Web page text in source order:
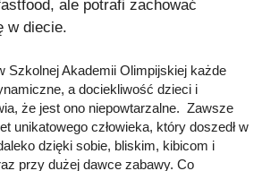
ale potrafi zachować
w diecie.
Szkolnej Akademii Olimpijskiej każde
a dociekliwość dzieci i
że jest ono niepowtarzalne. Zawsze
unikatowego człowieka, który doszedł w
dzięki sobie, bliskim, kibicom i
przy dużej dawce zabawy. Co